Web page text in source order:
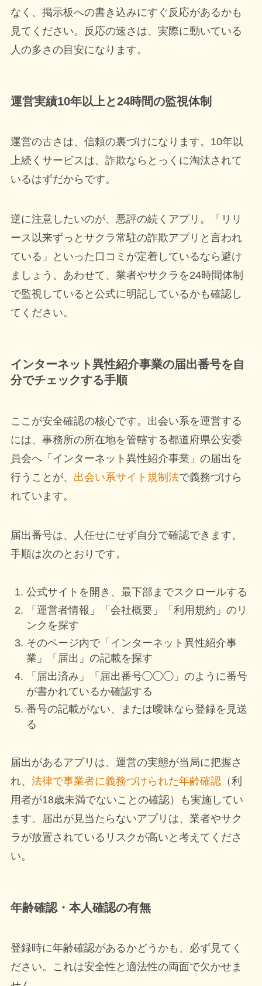
なく、掲示板への書き込みにすぐ反応があるかも
見てください。反応の速さは、実際に動いている
人の多さの目安になります。
運営実績10年以上と24時間の監視体制
運営の古さは、信頼の裏づけになります。10年以
上続くサービスは、詐欺ならとっくに淘汰されて
いるはずだからです。
逆に注意したいのが、悪評の続くアプリ。「リリ
ース以来ずっとサクラ常駐の詐欺アプリと言われ
ている」といった口コミが定着しているなら避け
ましょう。あわせて、業者やサクラを24時間体制
で監視していると公式に明記しているかも確認し
てください。
インターネット異性紹介事業の届出番号を自
分でチェックする手順
ここが安全確認の核心です。出会い系を運営する
には、事務所の所在地を管轄する都道府県公安委
員会へ「インターネット異性紹介事業」の届出を
行うことが、 出会い系サイト規制法で義務づけら
れています。
届出番号は、人任せにせず自分で確認できます。
手順は次のとおりです。
公式サイトを開き、最下部までスクロールする
「運営者情報」「会社概要」「利用規約」のリ
ンクを探す
そのページ内で「インターネット異性紹介事
業」「届出」の記載を探す
「届出済み」「届出番号◯◯◯」のように番号
が書かれているか確認する
番号の記載がない、または曖昧なら登録を見送
る
届出があるアプリは、運営の実態が当局に把握さ
れ、 法律で事業者に義務づけられた年齢確認（利
用者が18歳未満でないことの確認）も実施してい
ます。届出が見当たらないアプリは、業者やサク
ラが放置されているリスクが高いと考えてくださ
い。
年齢確認・本人確認の有無
登録時に年齢確認があるかどうかも、必ず見てく
ださい。これは安全性と適法性の両面で欠かせま